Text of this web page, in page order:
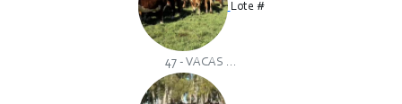
Lote #
47 - VACAS ...